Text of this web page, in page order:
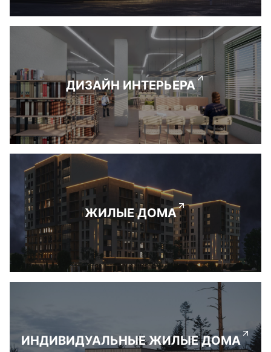
ДИЗАЙН ИНТЕРЬЕРА
ЖИЛЫЕ ДОМА
ИНДИВИДУАЛЬНЫЕ ЖИЛЫЕ ДОМА